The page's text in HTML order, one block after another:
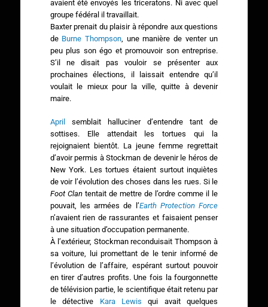
avaient été envoyés les triceratons. Ni avec quel
groupe fédéral il travaillait.
Baxter prenait du plaisir à répondre aux questions
de Burne Thompson, une manière de venter un
peu plus son égo et promouvoir son entreprise.
S’il ne disait pas vouloir se présenter aux
prochaines élections, il laissait entendre qu’il
voulait le mieux pour la ville, quitte à devenir
maire.
April
semblait halluciner d’entendre tant de
sottises. Elle attendait les tortues qui la
rejoignaient bientôt. La jeune femme regrettait
d’avoir permis à Stockman de devenir le héros de
New York. Les tortues étaient surtout inquiètes
de voir l’évolution des choses dans les rues. Si le
Foot Clan tentait de mettre de l’ordre comme il le
pouvait, les armées de l’Earth Protection Force
n’avaient rien de rassurantes et faisaient penser
à une situation d’occupation permanente.
À l’extérieur, Stockman reconduisait Thompson à
sa voiture, lui promettant de le tenir informé de
l’évolution de l’affaire, espérant surtout pouvoir
en tirer d’autres profits. Une fois la fourgonnette
de télévision partie, le scientifique était retenu par
le détective Kara Lewis qui avait quelques